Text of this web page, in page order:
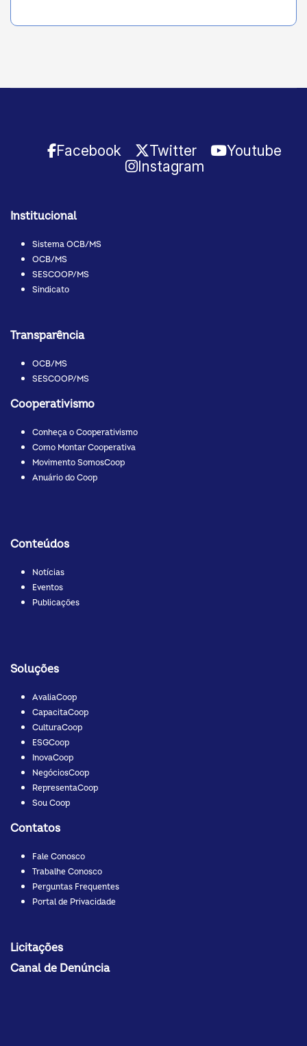
Facebook Twitter
Youtube
Instagram
Institucional
Sistema OCB/MS
OCB/MS
SESCOOP/MS
Sindicato
Transparência
OCB/MS
SESCOOP/MS
Cooperativismo
Conheça o Cooperativismo
Como Montar Cooperativa
Movimento SomosCoop
Anuário do Coop
Conteúdos
Notícias
Eventos
Publicações
Soluções
AvaliaCoop
CapacitaCoop
CulturaCoop
ESGCoop
InovaCoop
NegóciosCoop
RepresentaCoop
Sou Coop
Contatos
Fale Conosco
Trabalhe Conosco
Perguntas Frequentes
Portal de Privacidade
Licitações
Canal de Denúncia